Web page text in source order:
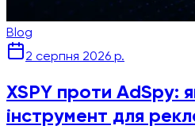
Blog
2 серпня 2026 р.
XSPY проти AdSpy:
інструмент для